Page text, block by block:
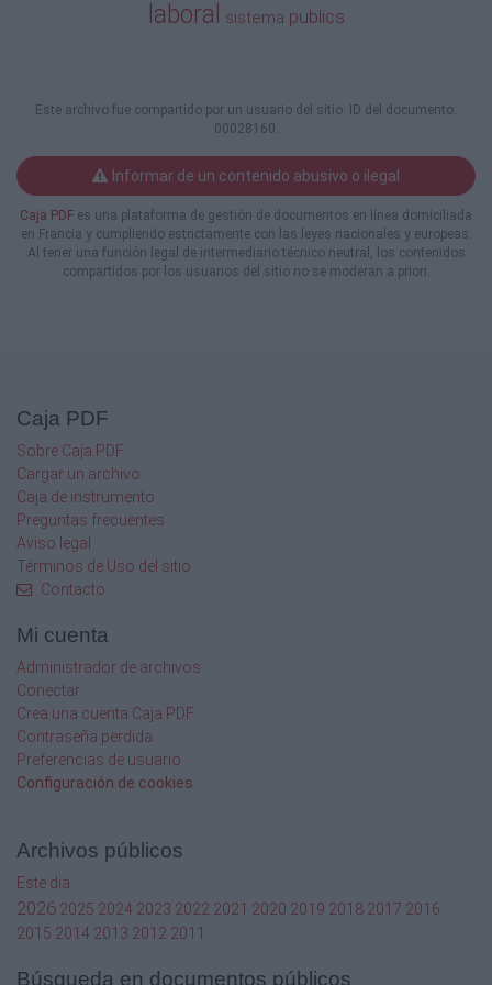
rehabilitació o l’abandó d’immobles
• Que totes les promocions noves i les ja
existents d’HPO no puguin ser mai de
• Desenvolupar una política que prioritzi la
mobilització dels habitatges buits i
la rehabilitació per sobre de la construcció i
que sigui compatible, en tot cas,
amb el respecte als drets mediambientals.
• Garantir el degut procés i la prioritat dels
col•lectius més vulnerables en
l’adjudicació d’habitatge protegit, així com
l’establiment dels mecanismes
necessaris per a evitar tota forma de
discriminació.
2
Aquesta mesura fomenta que hi pugui haver
abaixant el
número d’aturats i aturades i afavoreix també
la conciliació de la vida laboral i la vida
personal
3
Reforma de la LAU (llei d’arrendament urbà)
que reguli el cost màxim del lloguer.
4
rehabilitació o l’abandó d’immobles amb
finalitats
especulatives.
2
Urbanisme i territori
laboral sistema publics
Este archivo fue compartido por un usuario del sitio. ID del documento:
00028160.
Informar de un contenido abusivo o ilegal
Caja PDF es una plataforma de gestión de documentos en línea domiciliada
en Francia y cumpliendo estrictamente con las leyes nacionales y europeas.
Al tener una función legal de intermediario técnico neutral, los contenidos
compartidos por los usuarios del sitio no se moderan a priori.
Caja PDF
Sobre Caja PDF
Cargar un archivo
Caja de instrumento
Preguntas frecuentes
Aviso legal
Términos de Uso del sitio
Contacto
Mi cuenta
Administrador de archivos
Conectar
Crea una cuenta Caja PDF
Contraseña perdida
Preferencias de usuario
Configuración de cookies
Archivos públicos
Este dia
2026 2025 2024 2023 2022 2021 2020 2019 2018 2017 2016
2015 2014 2013 2012 2011
Búsqueda en documentos públicos